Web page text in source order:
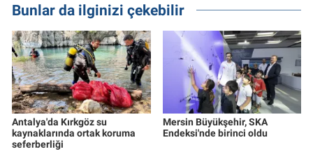
Bunlar da ilginizi çekebilir
Antalya'da Kırkgöz su
kaynaklarında ortak koruma
seferberliği
Mersin Büyükşehir, SKA
Endeksi'nde birinci oldu